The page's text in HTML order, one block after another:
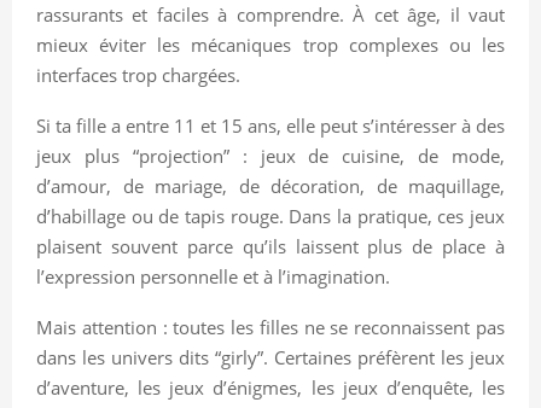
rassurants et faciles à comprendre. À cet âge, il vaut
mieux éviter les mécaniques trop complexes ou les
interfaces trop chargées.
Si ta fille a entre 11 et 15 ans, elle peut s’intéresser à des
jeux plus “projection” : jeux de cuisine, de mode,
d’amour, de mariage, de décoration, de maquillage,
d’habillage ou de tapis rouge. Dans la pratique, ces jeux
plaisent souvent parce qu’ils laissent plus de place à
l’expression personnelle et à l’imagination.
Mais attention : toutes les filles ne se reconnaissent pas
dans les univers dits “girly”. Certaines préfèrent les jeux
d’aventure, les jeux d’énigmes, les jeux d’enquête, les